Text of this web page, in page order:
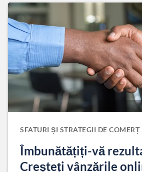
SFATURI ȘI STRATEGII DE COMERȚ
Îmbunătățiți-vă
Creșteți vânzările